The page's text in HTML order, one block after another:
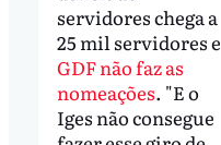
servidores chega a
25 mil servidores e
GDF não faz as
nomeações. "E o
Iges não consegue